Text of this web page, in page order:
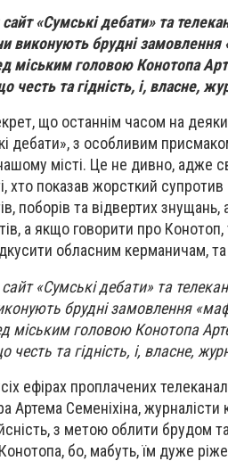
сайт «Сумські дебати» та
виконують бруднізамовлення
міським головою Конотопа
честь та гідність, і, власне,
що останнім часом на
дебати», з особливим
місті. Це не дивно, адже
хто показав жорсткий супротив
поборів та відвертих
а якщо говорити про
обласним керманичам,
«Сумські дебати» та
бруднізамовлення
міським головою Конотопа
та гідність, і, власне,
ефірах проплачених
Артема Семеніхіна,
з метою облити брудом
бо, мабуть, їм дуже